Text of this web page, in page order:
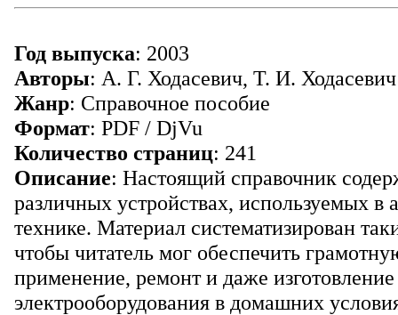
Год выпуска: 2003
Авторы: А. Г. Ходасевич, Т. И. Ходасевич
Жанр: Справочное пособие
Формат: PDF / DjVu
Количество страниц: 241
Описание: Настоящий справочник
различных устройствах, используемых в
технике. Материал систематизирован
чтобы читатель мог обеспечить
применение, ремонт и даже
электрооборудования в домашних